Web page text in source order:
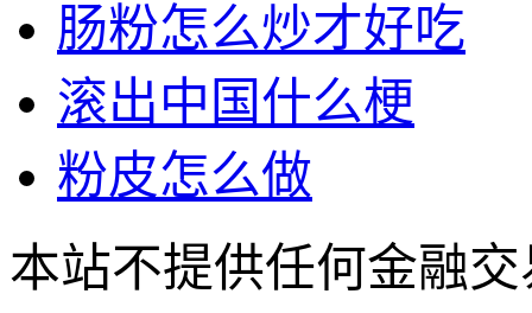
肠粉怎么炒才好吃
滚出中国什么梗
粉皮怎么做
本站不提供任何金融